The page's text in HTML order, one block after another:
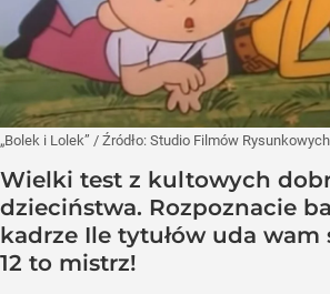
„Bolek i Lolek” / Źródło: Studio Filmów Rysunkowych
Wielki test z kultowych
dzieciństwa. Rozpoznacie
kadrze Ile tytułów uda wam
12 to mistrz!